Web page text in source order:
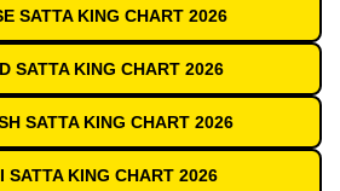
SATTA KING CHART 2026
SATTA KING CHART 2026
SATTA KING CHART 2026
SATTA KING CHART 2026